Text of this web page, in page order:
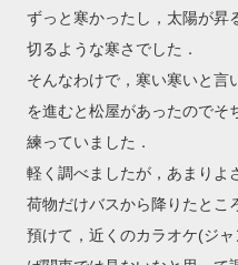
ずっと寒かったし，太陽が昇
切るような寒さでした．
そんなわけで，寒い寒いと言
を進むと松屋があったのでそ
練っていました．
軽く調べましたが，あまりよ
荷物だけバスから降りたとこ
預けて，近くのカラオケ(ジ